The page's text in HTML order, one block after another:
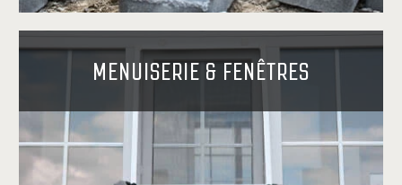
MENUISERIE & FENÊTRES